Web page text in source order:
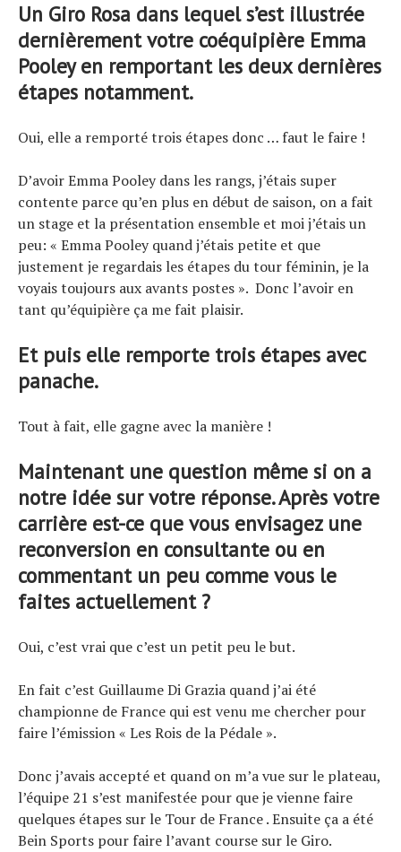
Un Giro Rosa dans lequel s’est illustrée
dernièrement votre coéquipière Emma
Pooley en remportant les deux dernières
étapes notamment.
Oui, elle a remporté trois étapes donc … faut le faire !
D’avoir Emma Pooley dans les rangs, j’étais super
contente parce qu’en plus en début de saison, on a fait
un stage et la présentation ensemble et moi j’étais un
peu: « Emma Pooley quand j’étais petite et que
justement je regardais les étapes du tour féminin, je la
voyais toujours aux avants postes ». Donc l’avoir en
tant qu’équipière ça me fait plaisir.
Et puis elle remporte trois étapes avec
panache.
Tout à fait, elle gagne avec la manière !
Maintenant une question même si on a
notre idée sur votre réponse. Après votre
carrière est-ce que vous envisagez une
reconversion en consultante ou en
commentant un peu comme vous le
faites actuellement ?
Oui, c’est vrai que c’est un petit peu le but.
En fait c’est Guillaume Di Grazia quand j’ai été
championne de France qui est venu me chercher pour
faire l’émission « Les Rois de la Pédale ».
Donc j’avais accepté et quand on m’a vue sur le plateau,
l’équipe 21 s’est manifestée pour que je vienne faire
quelques étapes sur le Tour de France . Ensuite ça a été
Bein Sports pour faire l’avant course sur le Giro.